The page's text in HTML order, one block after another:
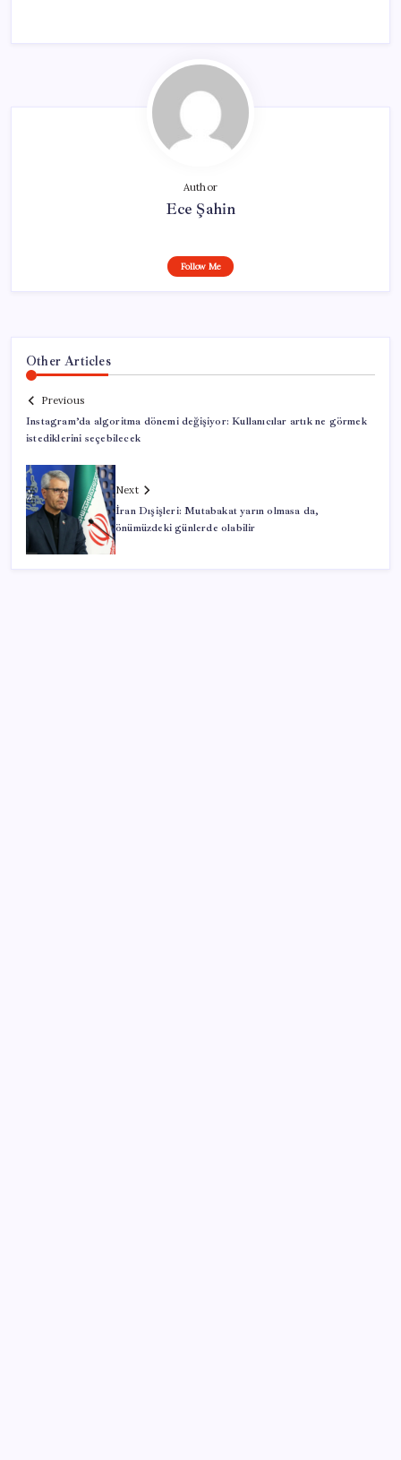
Author
Ece Şahin
Follow Me
Other Articles
Previous
Instagram’da algoritma dönemi değişiyor: Kullanıcılar artık ne görmek
istediklerini seçebilecek
Next
İran Dışişleri: Mutabakat yarın olmasa da,
önümüzdeki günlerde olabilir